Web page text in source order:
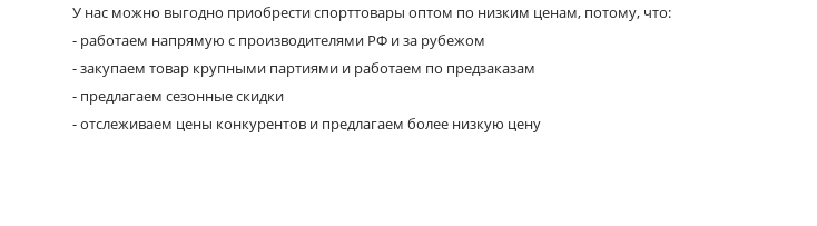
У нас можно выгодно приобрести спорттовары оптом по низким ценам, потому, что:
- работаем напрямую с производителями РФ и за рубежом
- закупаем товар крупными партиями и работаем по предзаказам
- предлагаем сезонные скидки
- отслеживаем цены конкурентов и предлагаем более низкую цену